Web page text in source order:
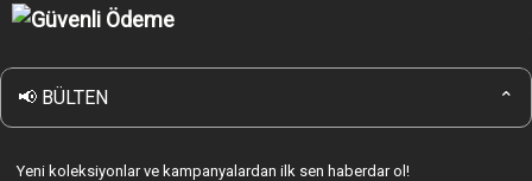
Sipariş Nasıl Verilir
KVK Gizlilik ve Güvenlik Politikası
Çerez Politikası
Wingetstar Mesafeli Satış Sözleşmesi
İptal & iade Koşulları
📢 BÜLTEN ⌄
Yeni koleksiyonlar ve kampanyalardan ilk sen haberdar ol!